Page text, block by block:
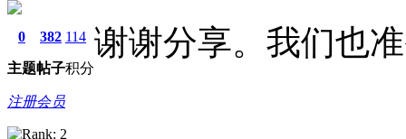
0
主题
382
帖子
114
积分
注册会员
谢谢分享。我们也